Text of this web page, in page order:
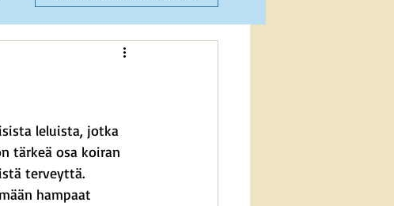
leluista, jotka
tärkeä osa koiran
terveyttä.
hampaat